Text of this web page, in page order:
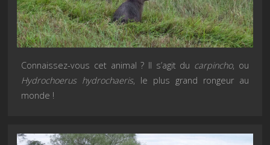
Connaissez-vous cet animal ? Il s’agit du carpincho, ou
Hydrochoerus hydrochaeris, le plus grand rongeur au
monde !